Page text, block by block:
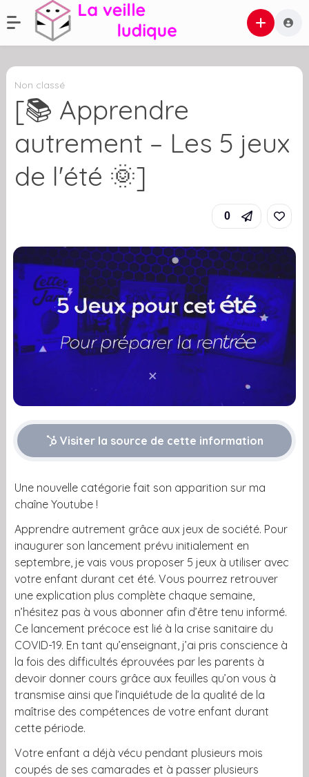
Non classé
[📚 Apprendre
autrement – Les 5 jeux
de l'été 🌞]
0
Visiter la source de cette information
Une nouvelle catégorie fait son apparition sur ma
chaîne Youtube !
Apprendre autrement grâce aux jeux de société. Pour
inaugurer son lancement prévu initialement en
septembre, je vais vous proposer 5 jeux à utiliser avec
votre enfant durant cet été. Vous pourrez retrouver
une explication plus complète chaque semaine,
n’hésitez pas à vous abonner afin d’être tenu informé.
Ce lancement précoce est lié à la crise sanitaire du
COVID-19. En tant qu’enseignant, j’ai pris conscience à
la fois des difficultés éprouvées par les parents à
devoir donner cours grâce aux feuilles qu’on vous à
transmise ainsi que l’inquiétude de la qualité de la
maîtrise des compétences de votre enfant durant
cette période.
Votre enfant a déjà vécu pendant plusieurs mois
coupés de ses camarades et à passer plusieurs